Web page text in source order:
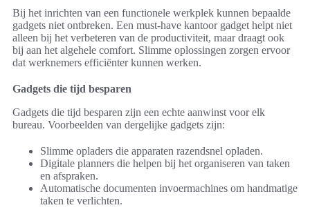
Bij het inrichten van een functionele werkplek kunnen bepaalde
gadgets niet ontbreken. Een must-have kantoor gadget helpt niet
alleen bij het verbeteren van de productiviteit, maar draagt ook
bij aan het algehele comfort. Slimme oplossingen zorgen ervoor
dat werknemers efficiënter kunnen werken.
Gadgets die tijd besparen
Gadgets die tijd besparen zijn een echte aanwinst voor elk
bureau. Voorbeelden van dergelijke gadgets zijn:
Slimme opladers die apparaten razendsnel opladen.
Digitale planners die helpen bij het organiseren van taken
en afspraken.
Automatische documenten invoermachines om handmatige
taken te verlichten.